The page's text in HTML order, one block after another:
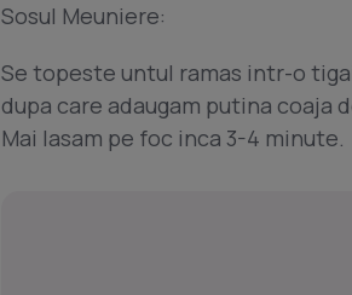
Sosul Meuniere:
Se topeste untul ramas intr-o
dupa care adaugam putina coaja
Mai lasam pe foc inca 3-4 minute.